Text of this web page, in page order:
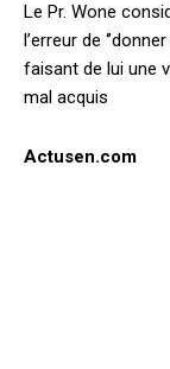
Le Pr. Wone
l’erreur de
faisant de lui une
mal acquis
Actusen.com